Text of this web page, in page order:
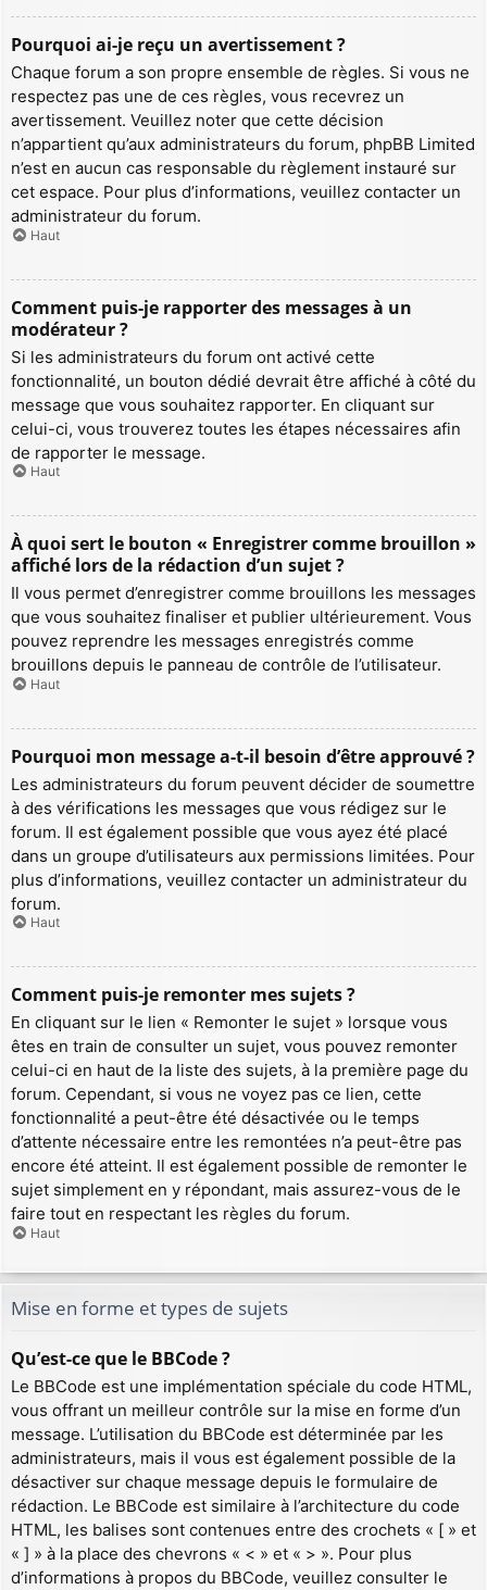
Pourquoi ai-je reçu un avertissement ?
Chaque forum a son propre ensemble de règles. Si vous ne
respectez pas une de ces règles, vous recevrez un
avertissement. Veuillez noter que cette décision
n’appartient qu’aux administrateurs du forum, phpBB Limited
n’est en aucun cas responsable du règlement instauré sur
cet espace. Pour plus d’informations, veuillez contacter un
administrateur du forum.
Haut
Comment puis-je rapporter des messages à un
modérateur ?
Si les administrateurs du forum ont activé cette
fonctionnalité, un bouton dédié devrait être affiché à côté du
message que vous souhaitez rapporter. En cliquant sur
celui-ci, vous trouverez toutes les étapes nécessaires afin
de rapporter le message.
Haut
À quoi sert le bouton « Enregistrer comme brouillon »
affiché lors de la rédaction d’un sujet ?
Il vous permet d’enregistrer comme brouillons les messages
que vous souhaitez finaliser et publier ultérieurement. Vous
pouvez reprendre les messages enregistrés comme
brouillons depuis le panneau de contrôle de l’utilisateur.
Haut
Pourquoi mon message a-t-il besoin d’être approuvé ?
Les administrateurs du forum peuvent décider de soumettre
à des vérifications les messages que vous rédigez sur le
forum. Il est également possible que vous ayez été placé
dans un groupe d’utilisateurs aux permissions limitées. Pour
plus d’informations, veuillez contacter un administrateur du
forum.
Haut
Comment puis-je remonter mes sujets ?
En cliquant sur le lien « Remonter le sujet » lorsque vous
êtes en train de consulter un sujet, vous pouvez remonter
celui-ci en haut de la liste des sujets, à la première page du
forum. Cependant, si vous ne voyez pas ce lien, cette
fonctionnalité a peut-être été désactivée ou le temps
d’attente nécessaire entre les remontées n’a peut-être pas
encore été atteint. Il est également possible de remonter le
sujet simplement en y répondant, mais assurez-vous de le
faire tout en respectant les règles du forum.
Haut
Mise en forme et types de sujets
Qu’est-ce que le BBCode ?
Le BBCode est une implémentation spéciale du code HTML,
vous offrant un meilleur contrôle sur la mise en forme d’un
message. L’utilisation du BBCode est déterminée par les
administrateurs, mais il vous est également possible de la
désactiver sur chaque message depuis le formulaire de
rédaction. Le BBCode est similaire à l’architecture du code
HTML, les balises sont contenues entre des crochets « [ » et
« ] » à la place des chevrons « < » et « > ». Pour plus
d’informations à propos du BBCode, veuillez consulter le